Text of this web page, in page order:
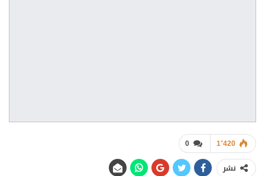
0 1٬420
نشر